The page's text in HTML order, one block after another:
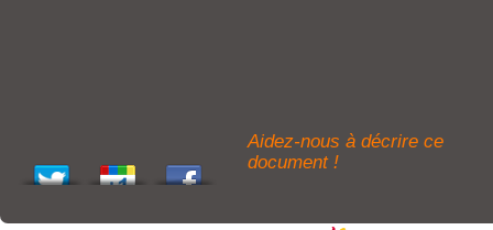
Aidez-nous à décrire ce
document !